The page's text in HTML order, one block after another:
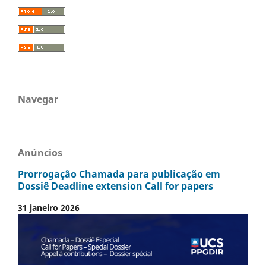
Navegar
Anúncios
Prorrogação Chamada para publicação em
Dossiê Deadline extension Call for papers
31 janeiro 2026